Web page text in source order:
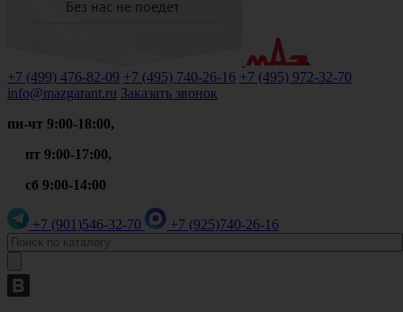
+7 (499) 476-82-09 +7 (495) 740-26-16 +7 (495) 972-32-70
info@mazgarant.ru Заказать звонок
пн-чт 9:00-18:00,
пт 9:00-17:00,
сб 9:00-14:00
+7 (901)546-32-70 +7 (925)740-26-16